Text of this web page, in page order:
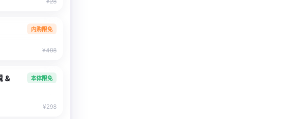
内购限免
¥498
&
本体限免
¥298